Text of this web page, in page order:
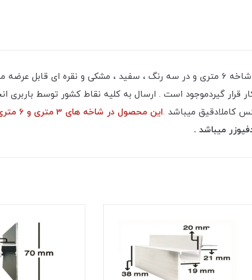
قاب چراغ خطی قرنیز کد ۳۴ ضخامت ۱۷ میل ارتفاع ۴۴/۵ میلی متر در شاخه های ۳ متری و شاخه 6 متری و در سه رنگ ، سفید ، مشکی و
تکه روی کار قرار گیردموجود است . ارسال به کلیه نقاط کشور توسط
کاملادقیق میباشد .
این
میباشد .